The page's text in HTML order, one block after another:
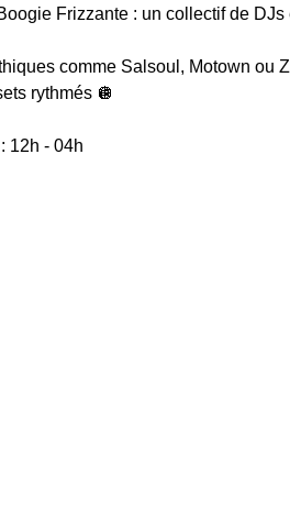
Frizzante : un collectif de
comme Salsoul, Motown ou
rythmés 🪩
12h - 04h